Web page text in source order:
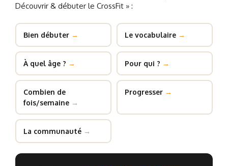
Découvrir & débuter le CrossFit » :
Bien débuter → Le vocabulaire →
À quel âge ? → Pour qui ? →
Combien de
fois/semaine →
Progresser →
La communauté →